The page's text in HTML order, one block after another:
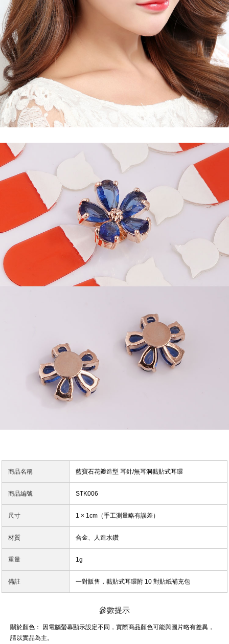
商品名稱 藍寶石花瓣造型 耳針/無耳洞黏貼式耳環
商品編號 STK006
尺寸 1 × 1cm（手工測量略有誤差）
材質 合金、人造水鑽
重量 1g
備註 一對販售，黏貼式耳環附 10 對貼紙補充包
參數提示
關於顏色：
因電腦螢幕顯示設定不同，實際商品顏色可能與圖片略有差異，
請以實品為主。